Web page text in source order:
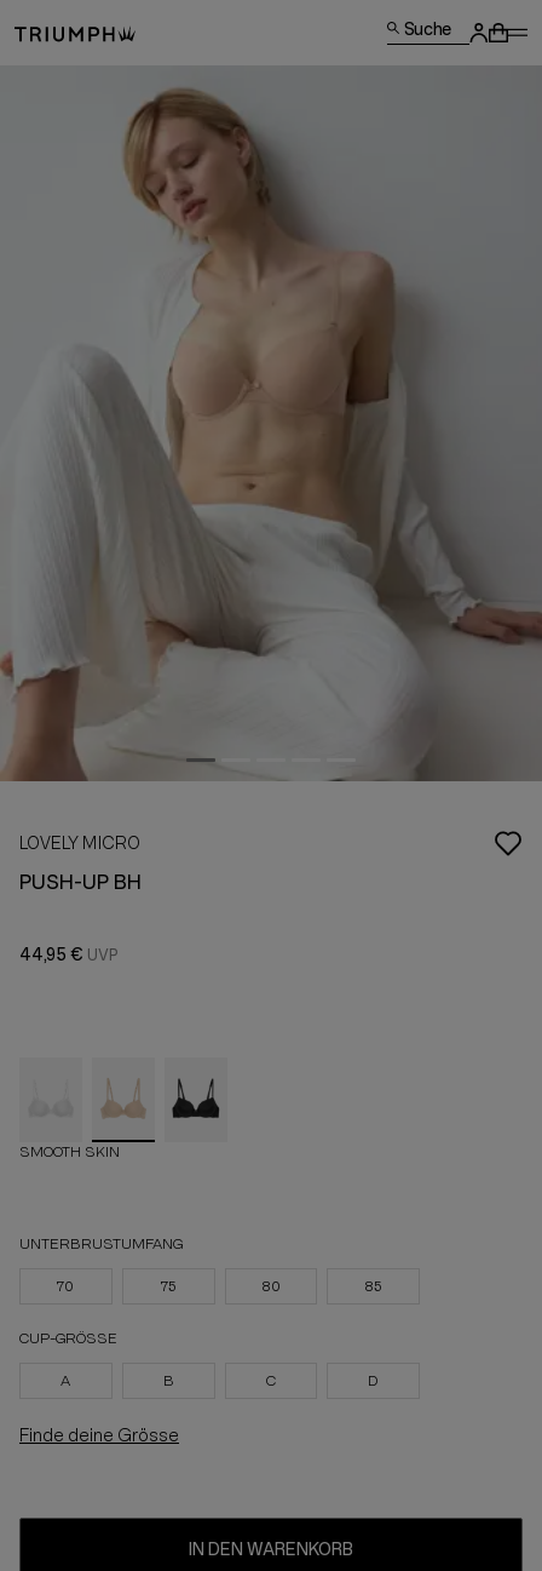
Suche
LOVELY MICRO
PUSH-UP BH
44,95 €
SMOOTH SKIN
UNTERBRUSTUMFANG
70 75 80 85
CUP-GRÖSSE
A B C D
Finde deine Grösse
IN DEN WARENKORB